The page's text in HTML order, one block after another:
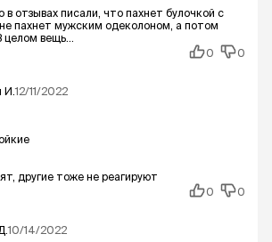
в отзывах писали, что пахнет булочкой с
пахнет мужским одеколоном, а потом
вещь...
0 0
И.12/11/2022
другие тоже не реагируют
0
0
10/14/2022